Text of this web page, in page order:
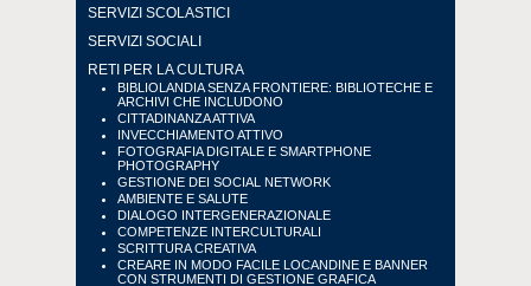
SERVIZI SCOLASTICI
SERVIZI SOCIALI
RETI PER LA CULTURA
BIBLIOLANDIA SENZA FRONTIERE: BIBLIOTECHE E
ARCHIVI CHE INCLUDONO
CITTADINANZA ATTIVA
INVECCHIAMENTO ATTIVO
FOTOGRAFIA DIGITALE E SMARTPHONE
PHOTOGRAPHY
GESTIONE DEI SOCIAL NETWORK
AMBIENTE E SALUTE
DIALOGO INTERGENERAZIONALE
COMPETENZE INTERCULTURALI
SCRITTURA CREATIVA
CREARE IN MODO FACILE LOCANDINE E BANNER
CON STRUMENTI DI GESTIONE GRAFICA